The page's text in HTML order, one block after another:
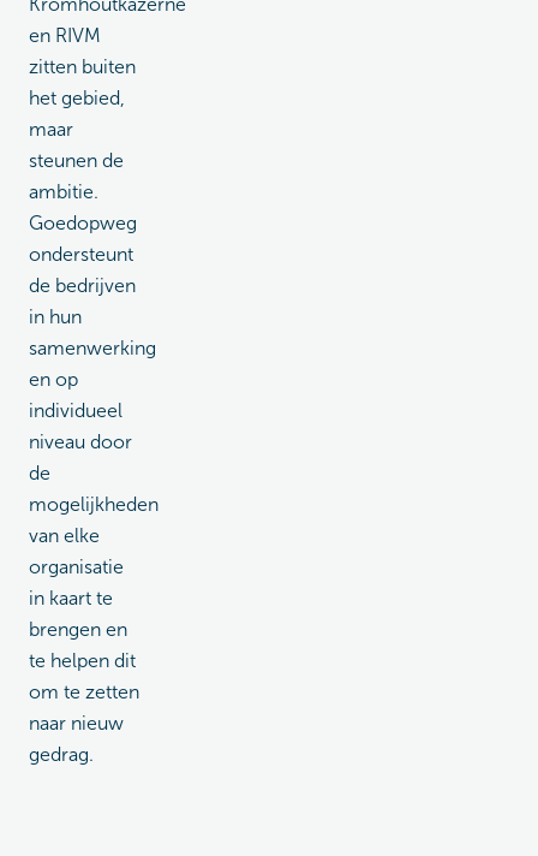
en RIVM
zitten buiten
het gebied,
maar
steunen de
ambitie.
Goedopweg
ondersteunt
de bedrijven
in hun
samenwerking
en op
individueel
niveau door
de
mogelijkheden
van elke
organisatie
in kaart te
brengen en
te helpen dit
om te zetten
naar nieuw
gedrag.